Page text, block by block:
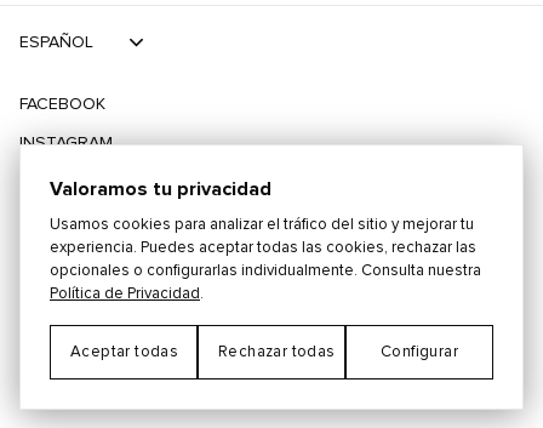
©2026 PLAYING FOR CHANGE
TÉRMINOS Y CONDICIONES
POLÍTICA DE PRIVACIDAD
Preferencias de Cookies
FACEBOOK
INSTAGRAM
TIKTOK
TWITTER
ESPAÑOL
Valoramos tu privacidad
Usamos cookies para analizar el tráfico del sitio y mejorar tu
experiencia. Puedes aceptar todas las cookies, rechazar las
opcionales o configurarlas individualmente. Consulta nuestra
Política de Privacidad .
Aceptar todas Rechazar todas Configurar